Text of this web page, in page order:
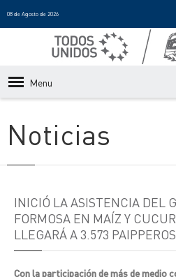
08 de Agosto de 2026
Menu
Noticias
INICIÓ LA ASISTENCIA DEL
FORMOSA EN MAÍZ Y
LLEGARÁ A 3.573 PAIPPEROS
Con la participación de más de medio